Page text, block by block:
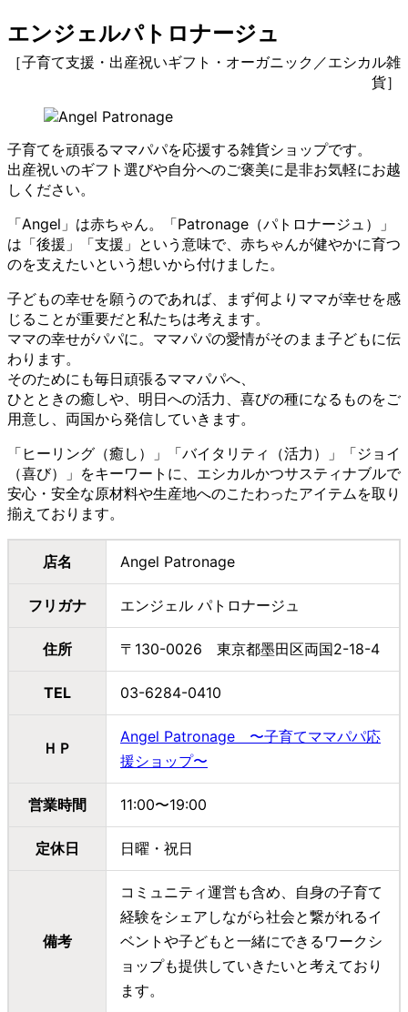
エンジェルパトロナージュ
［子育て支援・出産祝いギフト・オーガニック／エシカル雑
貨］
子育てを頑張るママパパを応援する雑貨ショップです。
出産祝いのギフト選びや自分へのご褒美に是非お気軽にお越
しください。
「Angel」は赤ちゃん。「Patronage（パトロナージュ）」
は「後援」「支援」という意味で、赤ちゃんが健やかに育つ
のを支えたいという想いから付けました。
子どもの幸せを願うのであれば、まず何よりママが幸せを感
じることが重要だと私たちは考えます。
ママの幸せがパパに。ママパパの愛情がそのまま子どもに伝
わります。
そのためにも毎日頑張るママパパへ、
ひとときの癒しや、明日への活力、喜びの種になるものをご
用意し、両国から発信していきます。
「ヒーリング（癒し）」「バイタリティ（活力）」「ジョイ
（喜び）」をキーワートに、エシカルかつサスティナブルで
安心・安全な原材料や生産地へのこたわったアイテムを取り
揃えております。
店名 Angel Patronage
フリガナ エンジェル パトロナージュ
住所 〒130-0026 東京都墨田区両国2-18-4
TEL 03-6284-0410
ＨＰ
Angel Patronage 〜子育てママパパ応
援ショップ〜
営業時間 11:00〜19:00
定休日 日曜・祝日
備考
コミュニティ運営も含め、自身の子育て
経験をシェアしながら社会と繋がれるイ
ベントや子どもと一緒にできるワークシ
ョップも提供していきたいと考えており
ます。